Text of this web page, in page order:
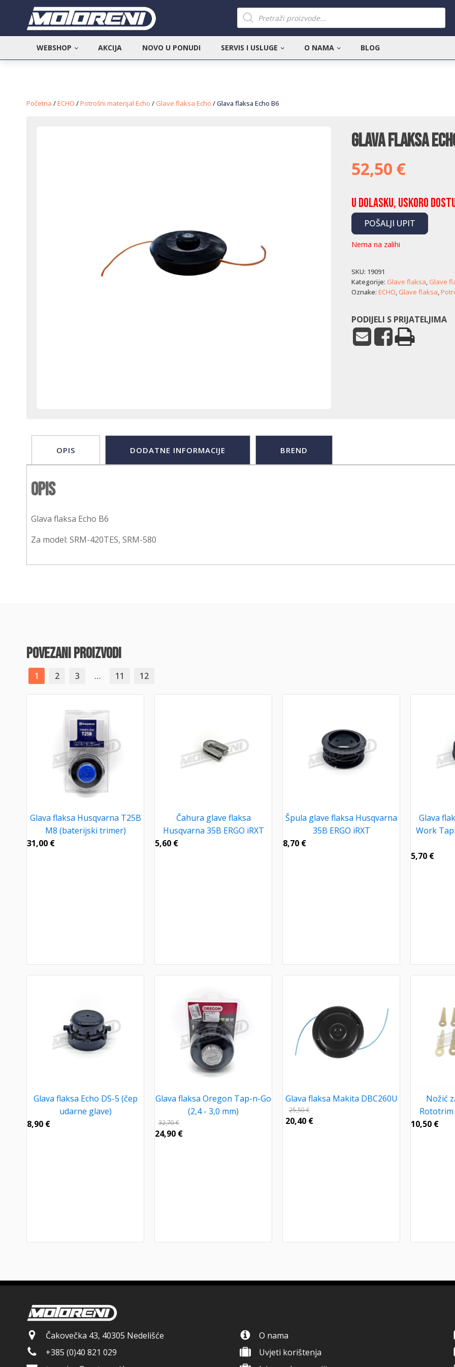
Products
search
WEBSHOP AKCIJA NOVO U PONUDI SERVIS I USLUGE O NAMA BLOG
Početna /ECHO /Potrošni materijal Echo / Glave flaksa Echo / Glava flaksa Echo B6
Glava flaksa
52,50 €
U dolasku, uskoro
POŠALJI UPIT
Nema na zalihi
SKU: 19091
Kategorije: Glave flaksa, Glave
Oznake: ECHO, Glave flaksa,
PODIJELI S PRIJATELJIMA
OPIS DODATNE INFORMACIJE BREND
Opis
Glava flaksa Echo B6
Za model: SRM-420TES, SRM-580
povezani proizvodi
1 2 3 … 11 12
Glava flaksa Husqvarna T25B
M8 (baterijski trimer)
31,00 €
Čahura glave flaksa
Husqvarna 35B ERGO iRXT
5,60 €
Špula glave flaksa Husqvarna
35B ERGO iRXT
8,70 €
Glava
Work
5,70 €
Glava flaksa Echo DS-5 (čep
udarne glave)
8,90 €
Glava flaksa Oregon Tap-n-Go
(2,4 - 3,0 mm)
32,70€
24,90 €
Glava flaksa Makita DBC260U
25,50€
20,40 €
Nožić
Rototrim
10,50 €
Čakovečka 43, 40305 Nedelišće
+385 (0)40 821 029
O nama
Uvjeti korištenja